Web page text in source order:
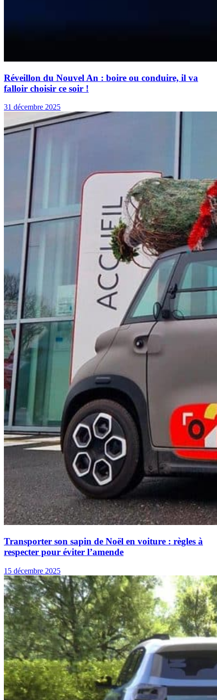
Réveillon du Nouvel An : boire ou conduire, il va
falloir choisir ce soir !
31 décembre 2025
Transporter son sapin de Noël en voiture : règles à
respecter pour éviter l’amende
15 décembre 2025